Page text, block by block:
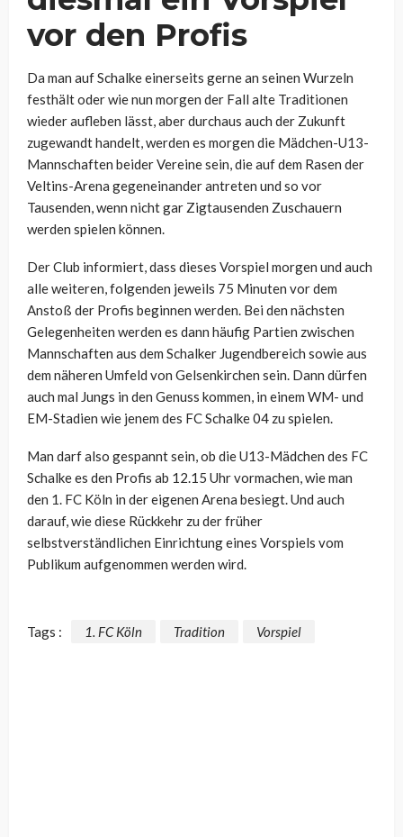
vor den Profis
Da man auf Schalke einerseits gerne an seinen Wurzeln
festhält oder wie nun morgen der Fall alte Traditionen
wieder aufleben lässt, aber durchaus auch der Zukunft
zugewandt handelt, werden es morgen die Mädchen-U13-
Mannschaften beider Vereine sein, die auf dem Rasen der
Veltins-Arena gegeneinander antreten und so vor
Tausenden, wenn nicht gar Zigtausenden Zuschauern
werden spielen können.
Der Club informiert, dass dieses Vorspiel morgen und auch
alle weiteren, folgenden jeweils 75 Minuten vor dem
Anstoß der Profis beginnen werden. Bei den nächsten
Gelegenheiten werden es dann häufig Partien zwischen
Mannschaften aus dem Schalker Jugendbereich sowie aus
dem näheren Umfeld von Gelsenkirchen sein. Dann dürfen
auch mal Jungs in den Genuss kommen, in einem WM- und
EM-Stadien wie jenem des FC Schalke 04 zu spielen.
Man darf also gespannt sein, ob die U13-Mädchen des FC
Schalke es den Profis ab 12.15 Uhr vormachen, wie man
den 1. FC Köln in der eigenen Arena besiegt. Und auch
darauf, wie diese Rückkehr zu der früher
selbstverständlichen Einrichtung eines Vorspiels vom
Publikum aufgenommen werden wird.
Tags : 1. FC Köln Tradition Vorspiel